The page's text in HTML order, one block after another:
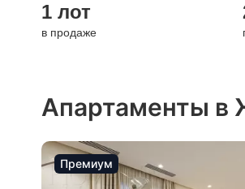
1 лот
в продаже
Апартаменты в
Премиум